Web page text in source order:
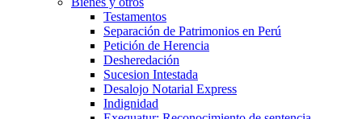
Testamentos
Separación de Patrimonios en Perú
Petición de Herencia
Desheredación
Sucesion Intestada
Desalojo Notarial Express
Indignidad